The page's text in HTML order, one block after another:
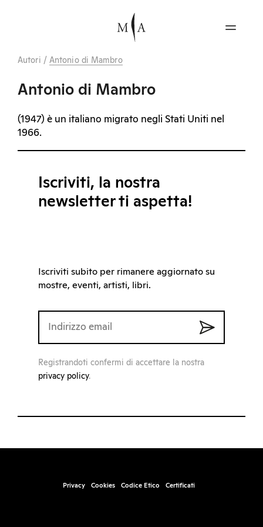
Autori / Antonio di Mambro
Antonio di Mambro
(1947) è un italiano migrato negli Stati Uniti nel
1966.
Iscriviti, la nostra
newsletter ti aspetta!
Iscriviti subito per rimanere aggiornato su
mostre, eventi, artisti, libri.
Registrandoti confermi di accettare la nostra
privacy policy.
Privacy Cookies Codice Etico Certificati